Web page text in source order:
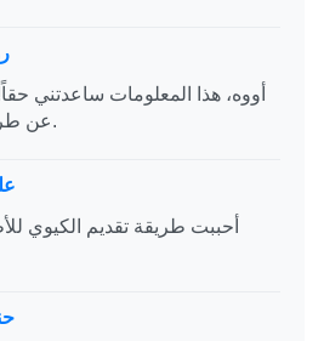
أووه، هذا المعلومات ساعدتني
عن طرق جديدة لتغذية طفلي.
أحببت طريقة تقديم الكيوي